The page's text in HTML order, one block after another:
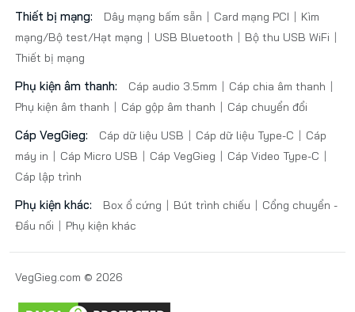
Thiết bị mạng: Dây mạng bấm sẵn Card mạng PCI
Kìm
mạng/Bộ test/Hạt mạng
USB Bluetooth
Bộ thu USB WiFi
Thiết bị mạng
Phụ kiện âm thanh: Cáp audio 3.5mm
Cáp chia âm thanh
Phụ kiện âm thanh
Cáp gộp âm thanh Cáp chuyển đổi
Cáp VegGieg: Cáp dữ liệu USB Cáp dữ liệu Type-C
Cáp
máy in
Cáp Micro USB Cáp VegGieg
Cáp Video Type-C
Cáp lập trình
Phụ kiện khác: Box ổ cứng Bút trình chiếu
Cổng chuyển -
Đầu nối
Phụ kiện khác
VegGieg.com © 2026